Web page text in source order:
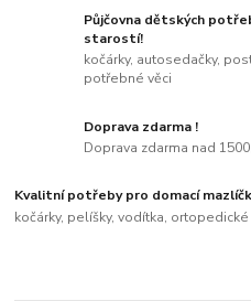
Půjčovna dětských
starostí!
kočárky, autosedačky,
potřebné věci
Doprava zdarma !
Doprava zdarma nad
Kvalitní potřeby pro domací
kočárky, pelíšky, vodítka,